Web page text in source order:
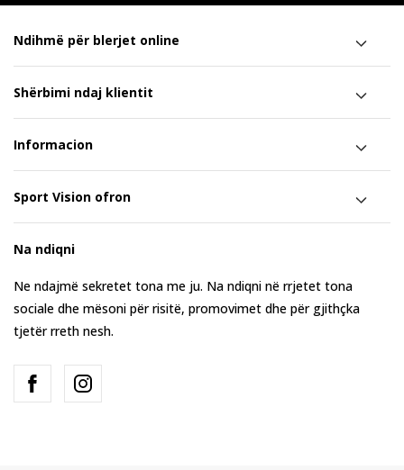
Ndihmë për blerjet online
Shërbimi ndaj klientit
Informacion
Sport Vision ofron
Na ndiqni
Ne ndajmë sekretet tona me ju. Na ndiqni në rrjetet tona
sociale dhe mësoni për risitë, promovimet dhe për gjithçka
tjetër rreth nesh.